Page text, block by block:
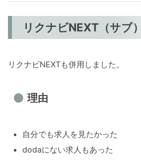
リクナビNEXT（サブ）
リクナビNEXTも併用しました。
理由
自分でも求人を見たかった
dodaにない求人もあった